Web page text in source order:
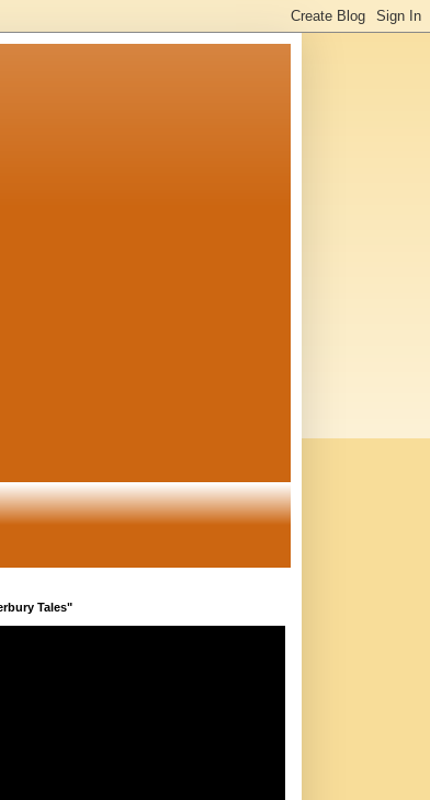
Tales"